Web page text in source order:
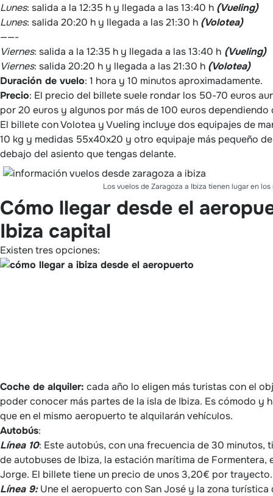
Lunes: salida a la 12:35 h y llegada a las 13:40 h (Vueling)
Lunes: salida 20:20 h y llegada a las 21:30 h (Volotea)
——-
Viernes: salida a la 12:35 h y llegada a las 13:40 h (Vueling)
Viernes: salida 20:20 h y llegada a las 21:30 h (Volotea)
Duración de vuelo: 1 hora y 10 minutos aproximadamente.
Precio: El precio del billete suele rondar los 50-70 euros
por 20 euros y algunos por más de 100 euros
El billete con Volotea y Vueling incluye dos equipajes de
10 kg y medidas 55x40x20 y otro equipaje más pequeño
debajo del asiento que tengas delante.
Los vuelos de Zaragoza a Ibiza tienen lugar en
Cómo llegar desde el
Ibiza capital
Existen tres opciones:
Coche de alquiler: cada año lo eligen más turistas con el
poder conocer más partes de la isla de Ibiza. Es cómodo y
que en el mismo aeropuerto te alquilarán vehículos.
Autobús:
Línea 10: Este autobús, con una frecuencia de 30 minutos,
de autobuses de Ibiza, la estación marítima de Formentera,
Jorge. El billete tiene un precio de unos 3,20€ por trayecto.
Línea 9:Une el aeropuerto con San José y la zona turística